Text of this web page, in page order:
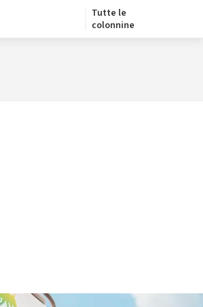
Tutte le
colonnine